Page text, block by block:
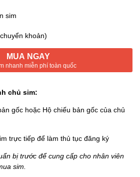
sim
khoản)
MUA NGAY
nhanh miễn phí toàn quốc
chủ sim:
gốc hoặc Hộ chiếu bản gốc của chủ
trực tiếp để làm thủ tục đăng ký
bị trước để cung cấp cho nhân viên
sim.